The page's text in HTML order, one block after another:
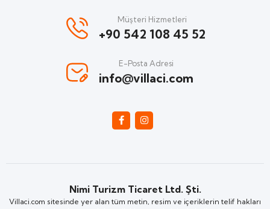
Müşteri Hizmetleri
+90 542 108 45 52
E-Posta Adresi
info@villaci.com
Nimi Turizm Ticaret Ltd. Şti.
Villaci.com sitesinde yer alan tüm metin, resim ve içeriklerin telif hakları